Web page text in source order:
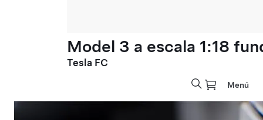
Model 3 a escala 1:18
Tesla FC
Menú